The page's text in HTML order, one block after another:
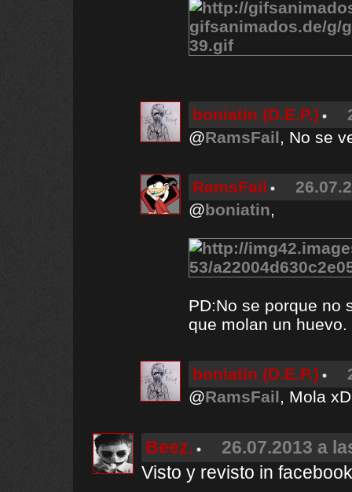
boniatin (D.E.P.)
@RamsFail, No se
RamsFail
@boniatin,
PD:No se porque no
que molan un huevo.
boniatin (D.E.P.)
@RamsFail, Mola
Beez.
26.07.2013 a
Visto y revisto in